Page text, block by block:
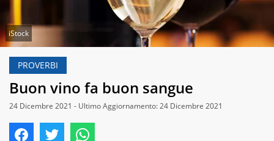
iStock
PROVERBI
Buon vino fa buon sangue
24 Dicembre 2021 - Ultimo Aggiornamento: 24 Dicembre 2021